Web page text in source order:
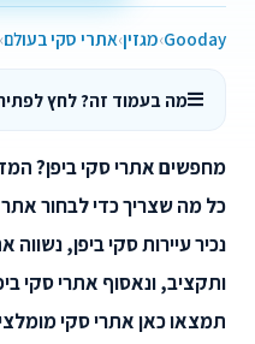
Gooday מגזין אתרי סקי בעולם
מה בעמוד זה? לחץ
מחפשים אתרי סקי ביפן?
כל מה שצריך כדי לבחור
נכיר עיירות סקי ביפן,
ותקציב, ונאסוף אתרי סקי
תמצאו כאן אתרי סקי